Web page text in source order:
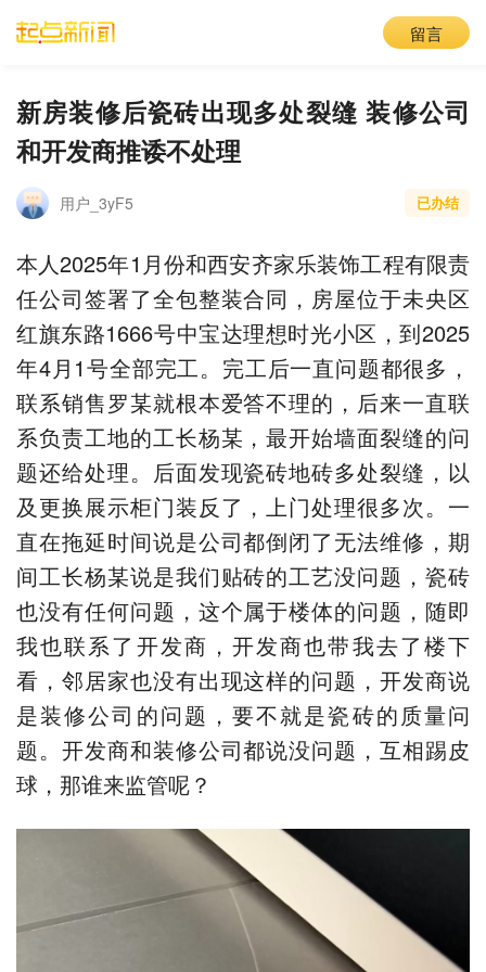
留言
新房装修后瓷砖出现多处裂缝 装修公司
和开发商推诿不处理
用户_3yF5 已办结
本人2025年1月份和西安齐家乐装饰工程有限责
任公司签署了全包整装合同，房屋位于未央区
红旗东路1666号中宝达理想时光小区，到2025
年4月1号全部完工。完工后一直问题都很多，
联系销售罗某就根本爱答不理的，后来一直联
系负责工地的工长杨某，最开始墙面裂缝的问
题还给处理。后面发现瓷砖地砖多处裂缝，以
及更换展示柜门装反了，上门处理很多次。一
直在拖延时间说是公司都倒闭了无法维修，期
间工长杨某说是我们贴砖的工艺没问题，瓷砖
也没有任何问题，这个属于楼体的问题，随即
我也联系了开发商，开发商也带我去了楼下
看，邻居家也没有出现这样的问题，开发商说
是装修公司的问题，要不就是瓷砖的质量问
题。开发商和装修公司都说没问题，互相踢皮
球，那谁来监管呢？